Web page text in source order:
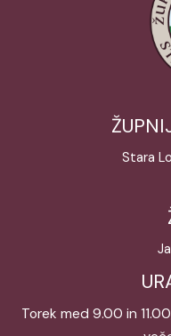
Stara
Torek med 9.00 in